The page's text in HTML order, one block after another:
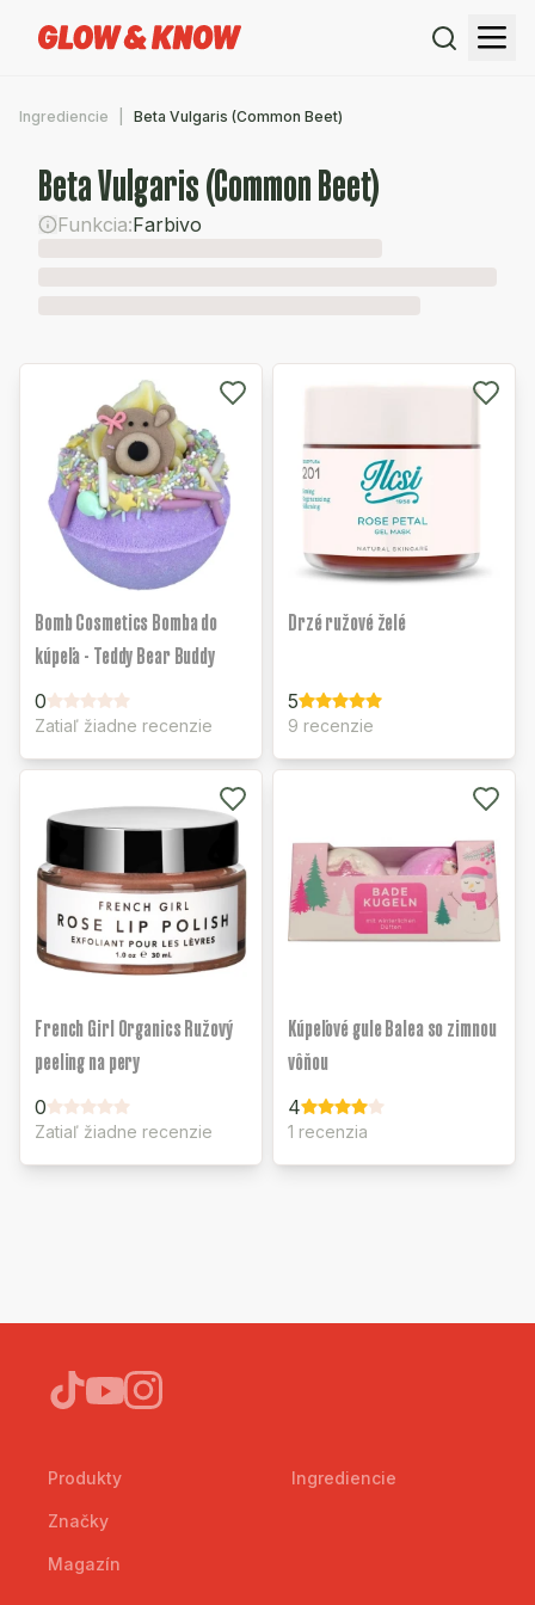
Ingrediencie Beta Vulgaris (Common Beet)
Beta Vulgaris (Common Beet)
Funkcia:Farbivo
Bomb Cosmetics Bomba do
kúpeľa - Teddy Bear Buddy
0
Zatiaľ žiadne recenzie
Drzé ružové želé
5
9 recenzie
French Girl Organics Ružový
peeling na pery
0
Zatiaľ žiadne recenzie
Kúpeľové gule Balea so zimnou
vôňou
4
1 recenzia
Produkty
Značky
Magazín
Ingrediencie